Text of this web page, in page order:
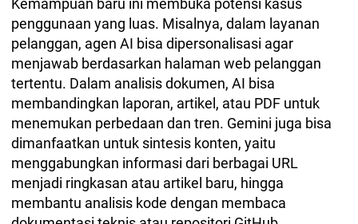
Kemampuan baru ini membuka potensi kasus
penggunaan yang luas. Misalnya, dalam layanan
pelanggan, agen AI bisa dipersonalisasi agar
menjawab berdasarkan halaman web pelanggan
tertentu. Dalam analisis dokumen, AI bisa
membandingkan laporan, artikel, atau PDF untuk
menemukan perbedaan dan tren. Gemini juga bisa
dimanfaatkan untuk sintesis konten, yaitu
menggabungkan informasi dari berbagai URL
menjadi ringkasan atau artikel baru, hingga
membantu analisis kode dengan membaca